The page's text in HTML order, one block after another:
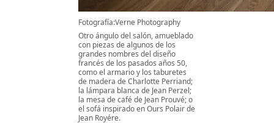
Fotografía:Verne Photography
Otro ángulo del salón, amueblado
con piezas de algunos de los
grandes nombres del diseño
francés de los pasados años 50,
como el armario y los taburetes
de madera de Charlotte Perriand;
la lámpara blanca de Jean Perzel;
la mesa de café de Jean Prouvé; o
el sofá inspirado en Ours Polair de
Jean Royére.